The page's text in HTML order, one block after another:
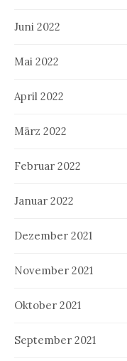
Juni 2022
Mai 2022
April 2022
März 2022
Februar 2022
Januar 2022
Dezember 2021
November 2021
Oktober 2021
September 2021